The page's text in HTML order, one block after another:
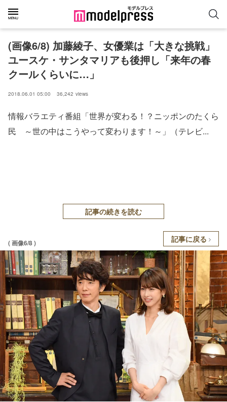
(画像6/8) 加藤綾子、女優業は「大きな挑戦」
ユースケ・サンタマリアも後押し「来年の春
クールくらいに…」
2018.06.01 05:00 36,242 views
情報バラエティ番組「世界が変わる！？ニッポンのたくら
民 ～世の中はこうやって変わります！～」（テレビ...
記事の続きを読む
( 画像6/8 ) 記事に戻る